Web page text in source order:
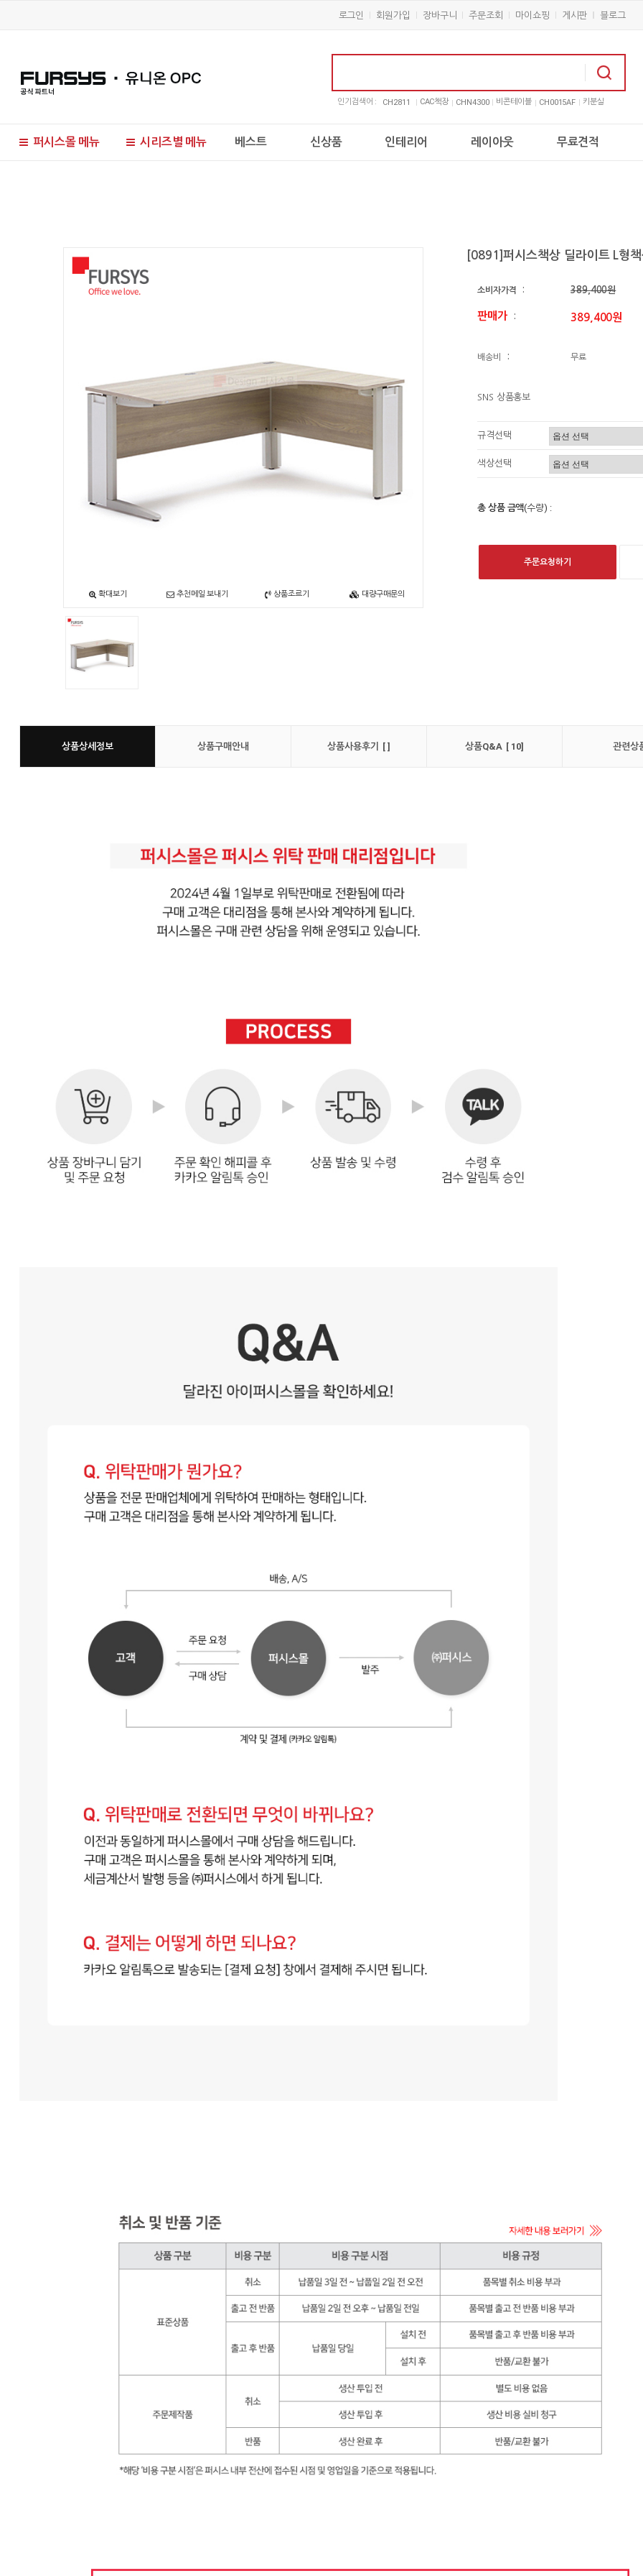
로그인 회원가입 장바구니 주문조회 마이쇼핑 게시판 블로그
인기검색어 : CH2811 CAC책장 CHN4300 비콘테이블 CH0015AF 키분실
퍼시스몰 메뉴 시리즈별 메뉴 베스트 신상품 인테리어 레이아웃 무료견적
확대보기 추천메일 보내기 상품조르기 대량구매문의
[0891]퍼시스책상 딜라이트 L형
소비자가격 : 389,400원
판매가 : 389,400원
배송비 : 무료
SNS 상품홍보
규격선택
색상선택
총 상품 금액(수량) :
주문요청하기
상품상세정보 상품구매안내 상품사용후기 [ ] 상품Q&A [ 10] 관련상